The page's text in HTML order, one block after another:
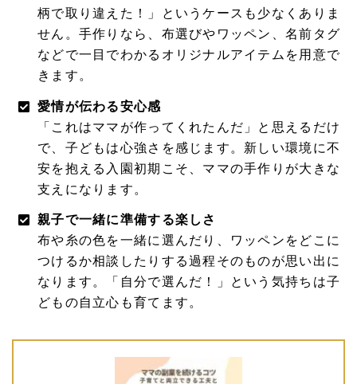
柄で取り違えた！」というケースも少なくありま
せん。手作りなら、布選びやワッペン、名前タグ
などで一目でわかるオリジナルアイテムを用意で
きます。
愛情が伝わる安心感
「これはママが作ってくれたんだ」と思えるだけ
で、子どもは心強さを感じます。新しい環境に不
安を抱える入園初期こそ、ママの手作りが大きな
支えになります。
親子で一緒に準備する楽しさ
布や糸の色を一緒に選んだり、ワッペンをどこに
つけるか相談したりする過程そのものが思い出に
なります。「自分で選んだ！」という気持ちは子
どもの自立心も育てます。